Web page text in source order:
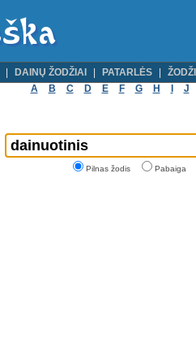
DAINŲ ŽODŽIAI PATARLĖS
A
B C D E F G H J
Pilnas žodis Pabaiga